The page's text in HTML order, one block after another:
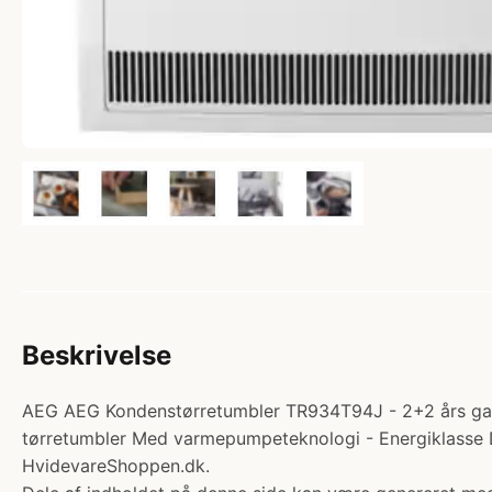
Beskrivelse
AEG AEG Kondenstørretumbler TR934T94J - 2+2 års
tørretumbler Med varmepumpeteknologi -
HvidevareShoppen.dk.